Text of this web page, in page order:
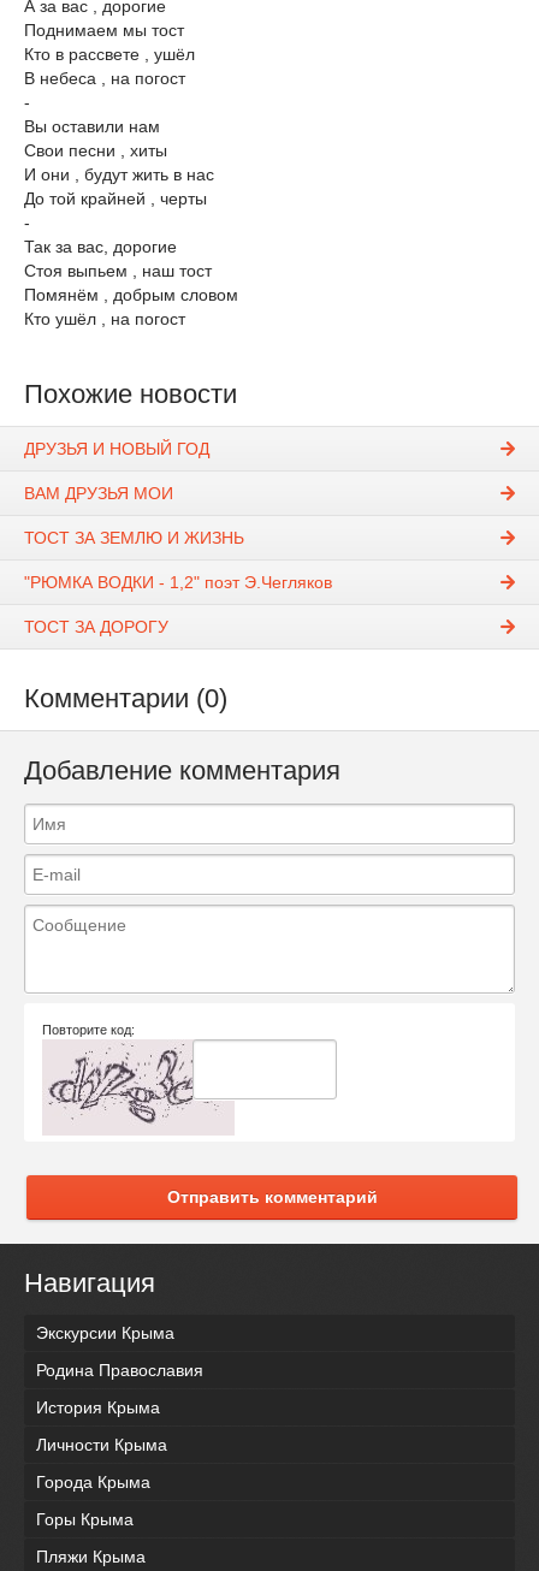
А за вас , дорогие
Поднимаем мы тост
Кто в рассвете , ушёл
В небеса , на погост
-
Вы оставили нам
Свои песни , хиты
И они , будут жить в нас
До той крайней , черты
-
Так за вас, дорогие
Стоя выпьем , наш тост
Помянём , добрым словом
Кто ушёл , на ​погост
Похожие новости
ДРУЗЬЯ И НОВЫЙ ГОД
ВАМ ДРУЗЬЯ МОИ
ТОСТ ЗА ЗЕМЛЮ И ЖИЗНЬ
"РЮМКА ВОДКИ - 1,2" поэт Э.Чегляков
ТОСТ ЗА ДОРОГУ
Комментарии (0)
Добавление комментария
Повторите код:
Отправить комментарий
Навигация
Экскурсии Крыма
Родина Православия
История Крыма
Личности Крыма
Города Крыма
Горы Крыма
Пляжи Крыма